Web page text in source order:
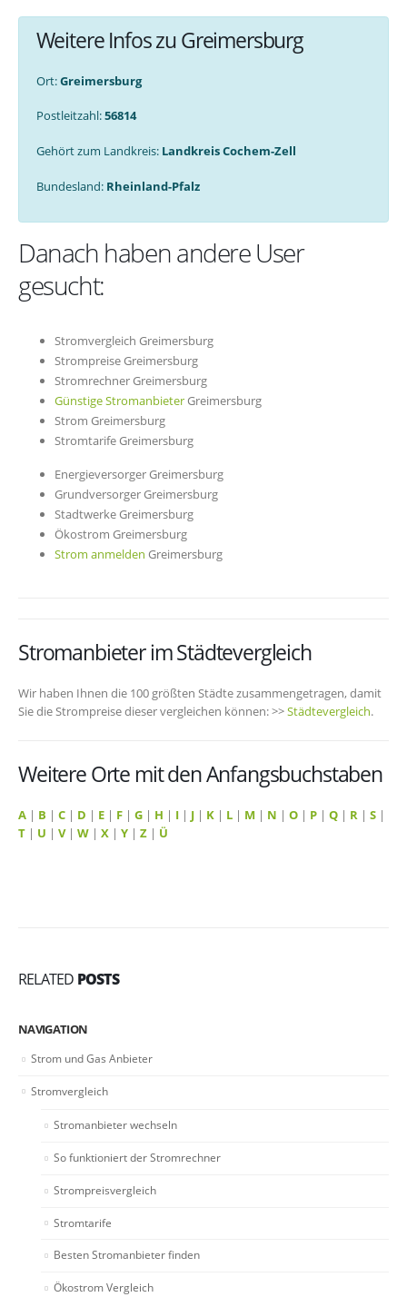
Weitere Infos zu Greimersburg
Ort:Greimersburg
Postleitzahl:56814
Gehört zum Landkreis: Landkreis Cochem-Zell
Bundesland: Rheinland-Pfalz
Danach haben andere User
gesucht:
Stromvergleich Greimersburg
Strompreise Greimersburg
Stromrechner Greimersburg
Günstige StromanbieterGreimersburg
Strom Greimersburg
Stromtarife Greimersburg
Energieversorger Greimersburg
Grundversorger Greimersburg
Stadtwerke Greimersburg
Ökostrom Greimersburg
Strom anmelden Greimersburg
Stromanbieter im Städtevergleich
Wir haben Ihnen die 100 größten Städte zusammengetragen, damit
Sie die Strompreise dieser vergleichen können: >>Städtevergleich.
Weitere Orte mit den Anfangsbuchstaben
A | B | C | D | E | F | G | H | I | J | K | L | M | N | O | P | Q | R | S |
T | U | V| W | X | Y | Z | Ü
RELATED POSTS
NAVIGATION
Strom und Gas Anbieter
Stromvergleich
Stromanbieter wechseln
So funktioniert der Stromrechner
Strompreisvergleich
Stromtarife
Besten Stromanbieter finden
Ökostrom Vergleich